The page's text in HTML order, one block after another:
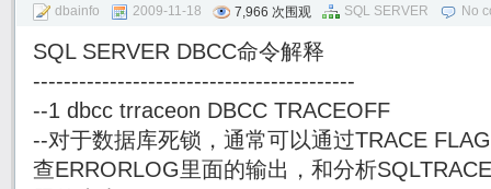
dbainfo 2009-11-18 7,966 次围观 SQL SERVER No
SQL SERVER DBCC命令解释
------------------------------------------
--1 dbcc trraceon DBCC TRACEOFF
--对于数据库死锁，通常可以通过TRACE
查ERRORLOG里面的输出，和分析